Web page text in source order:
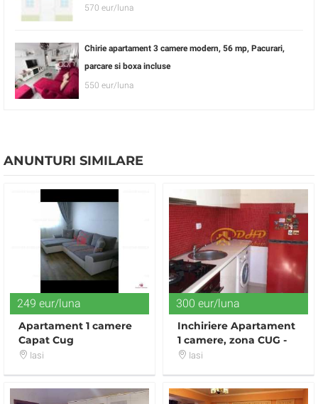
570 eur/luna
Chirie apartament 3 camere modern, 56 mp, Pacurari,
parcare si boxa incluse
550 eur/luna
ANUNTURI SIMILARE
249 eur/luna
Apartament 1 camere
Capat Cug
Iasi
300 eur/luna
Inchiriere Apartament
1 camere, zona CUG -
IasiIasi